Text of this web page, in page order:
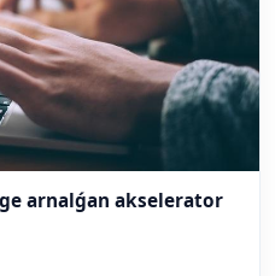
arnalǵan akselerator